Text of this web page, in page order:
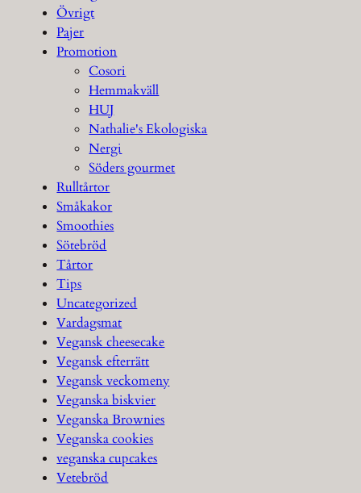
Övrigt
Pajer
Promotion
Cosori
Hemmakväll
HUJ
Nathalie's Ekologiska
Nergi
Söders gourmet
Rulltårtor
Småkakor
Smoothies
Sötebröd
Tårtor
Tips
Uncategorized
Vardagsmat
Vegansk cheesecake
Vegansk efterrätt
Vegansk veckomeny
Veganska biskvier
Veganska Brownies
Veganska cookies
veganska cupcakes
Vetebröd